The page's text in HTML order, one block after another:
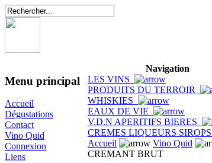
Menu principal
Accueil
Dégustations
Contact
Vino Quid
Connexion
Liens
Navigation
LES VINS
PRODUITS DU TERROIR
WHISKIES
EAUX DE VIE
V.D.N APERITIFS BIERES
CREMES LIQUEURS SIROPS
Accueil
Vino Quid
CREMANT BRUT